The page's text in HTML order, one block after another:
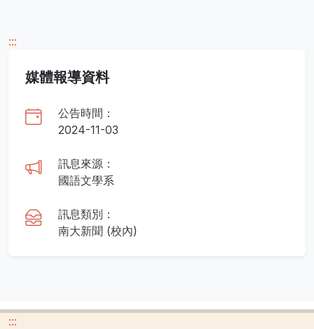
:::
媒體報導資料
公告時間：
2024-11-03
訊息來源：
國語文學系
訊息類別：
南大新聞 (校內)
:::